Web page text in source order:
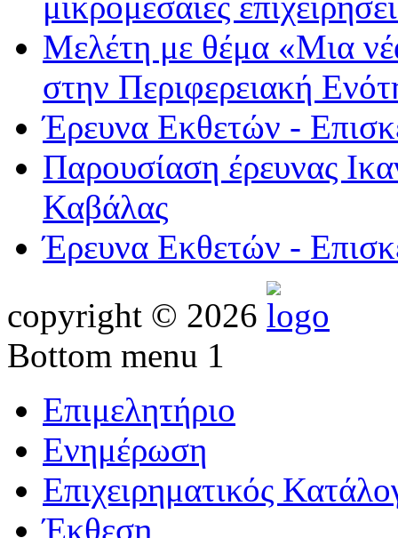
Μελέτη με θέμα «Μια
στην Περιφερειακή
Έρευνα Εκθετών -
Παρουσίαση έρευνας
Καβάλας
Έρευνα Εκθετών -
copyright © 2026
Bottom menu 1
Επιμελητήριο
Ενημέρωση
Επιχειρηματικός
Έκθεση